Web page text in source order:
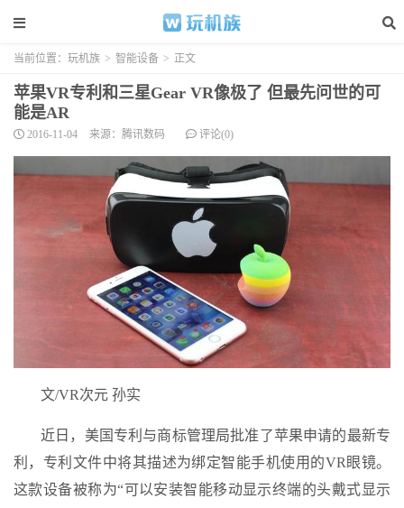
当前位置： 玩机族 > 智能设备 > 正文
苹果VR专利和三星Gear VR像极了 但最先问世的可
能是AR
2016-11-04 来源：腾讯数码 评论(0)
文/VR次元 孙实
近日，美国专利与商标管理局批准了苹果申请的最新专
利，专利文件中将其描述为绑定智能手机使用的VR眼镜。
这款设备被称为“可以安装智能移动显示终端的头戴式显示